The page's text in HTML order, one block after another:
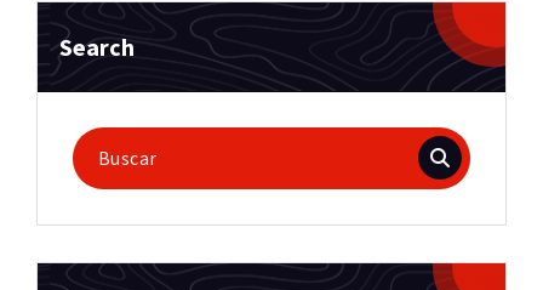
Search
Buscar: